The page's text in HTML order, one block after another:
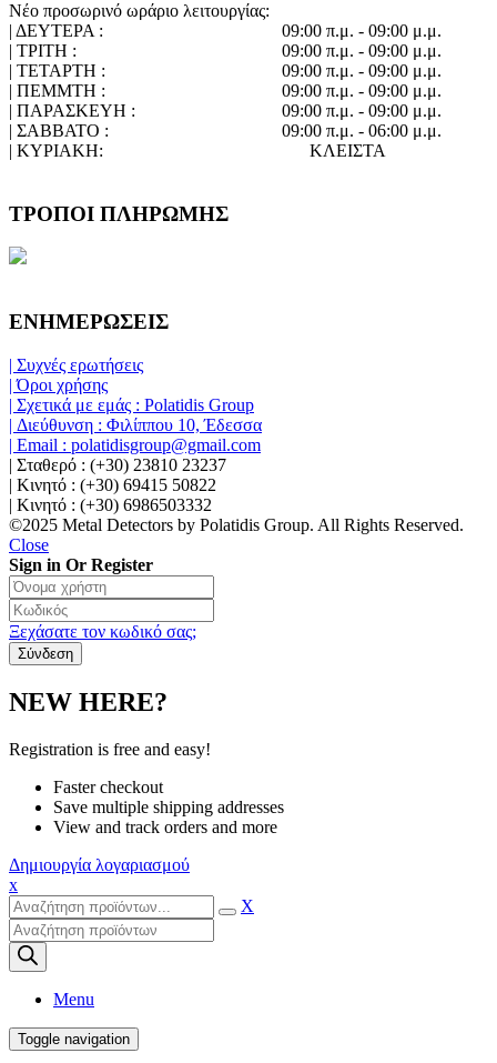
Νέο προσωρινό ωράριο λειτουργίας:
| ΔΕΥΤΕΡΑ :
09:00 π.μ. - 09:00 μ.μ.
| ΤΡΙΤΗ :
09:00 π.μ. - 09:00 μ.μ.
| ΤΕΤΑΡΤΗ :
09:00 π.μ. - 09:00 μ.μ.
| ΠΕΜΜΤΗ :
09:00 π.μ. - 09:00 μ.μ.
| ΠΑΡΑΣΚΕΥΗ :
09:00 π.μ. - 09:00 μ.μ.
| ΣΑΒΒΑΤΟ :
09:00 π.μ. - 06:00 μ.μ.
| ΚΥΡΙΑΚΗ:
ΚΛΕΙΣΤΑ
ΤΡΟΠΟΙ ΠΛΗΡΩΜΗΣ
ΕΝΗΜΕΡΩΣΕΙΣ
| Συχνές ερωτήσεις
| Όροι χρήσης
| Σχετικά με εμάς : Polatidis Group
| Διεύθυνση : Φιλίππου 10, Έδεσσα
| Email : polatidisgroup@gmail.com
| Σταθερό : (+30) 23810 23237
| Κινητό : (+30) 69415 50822
| Κινητό : (+30) 6986503332
©2025 Metal Detectors by Polatidis Group. All Rights Reserved.
Close
Sign in Or Register
Ξεχάσατε τον κωδικό σας;
NEW HERE?
Registration is free and easy!
Faster checkout
Save multiple shipping addresses
View and track orders and more
Δημιουργία λογαριασμού
x
X
Products
search
Menu
Toggle navigation